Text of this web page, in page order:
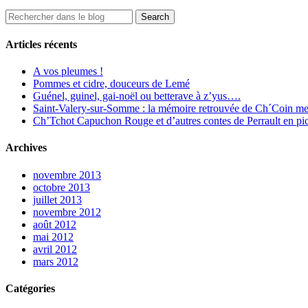
Articles récents
A vos pleumes !
Pommes et cidre, douceurs de Lemé
Guénel, guinel, gai-noël ou betterave à z’yus….
Saint-Valery-sur-Somme : la mémoire retrouvée de Ch´Coin
Ch’Tchot Capuchon Rouge et d’autres contes de Perrault en
Archives
novembre 2013
octobre 2013
juillet 2013
novembre 2012
août 2012
mai 2012
avril 2012
mars 2012
Catégories